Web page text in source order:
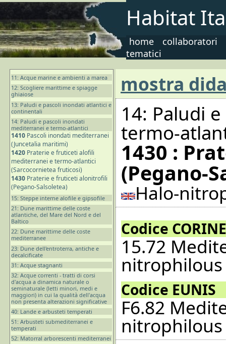
Habitat
home collaboratori
tematici
11: Acque marine e ambienti a marea
12: Scogliere marittime e spiagge
ghiaiose
13: Paludi e pascoli inondati atlantici e
continentali
14: Paludi e pascoli inondati
mediterranei e termo-atlantici
1410 Pascoli inondati mediterranei
(Juncetalia maritimi)
1420 Praterie e fruticeti alofili
mediterranei e termo-atlantici
(Sarcocornietea fruticosi)
1430 Praterie e fruticeti alonitrofili
(Pegano-Salsoletea)
15: Steppe interne alofile e gipsofile
21: Dune marittime delle coste
atlantiche, del Mare del Nord e del
Baltico
22: Dune marittime delle coste
mediterranee
23: Dune dell'entroterra, antiche e
decalcificate
31: Acque stagnanti
32: Acque correnti - tratti di corsi
d'acqua a dinamica naturale o
seminaturale (letti minori, medi e
maggiori) in cui la qualità dell'acqua
non presenta alterazioni significative
40: Lande e arbusteti temperati
51: Arbusteti submediterranei e
temperati
52: Matorral arborescenti mediterranei
mostra
14: Paludi
termo-
1430 :
(Pegano-
Halo-
Codice
15.72
Codice EUNIS
F6.82